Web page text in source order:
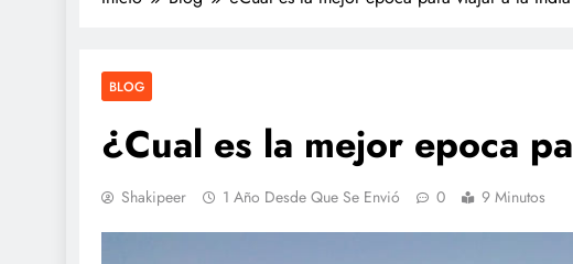
BLOG
¿Cual es la mejor epoca
Shakipeer 1 Año Desde Que Se Envió 0 9 Minutos